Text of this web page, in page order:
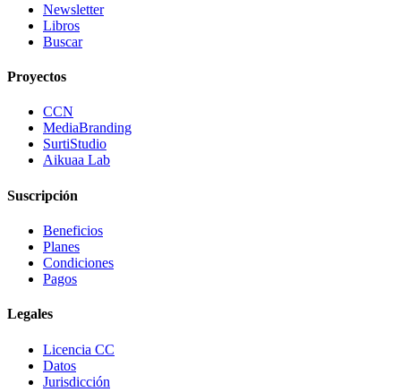
Newsletter
Libros
Buscar
Proyectos
CCN
MediaBranding
SurtiStudio
Aikuaa Lab
Suscripción
Beneficios
Planes
Condiciones
Pagos
Legales
Licencia CC
Datos
Jurisdicción